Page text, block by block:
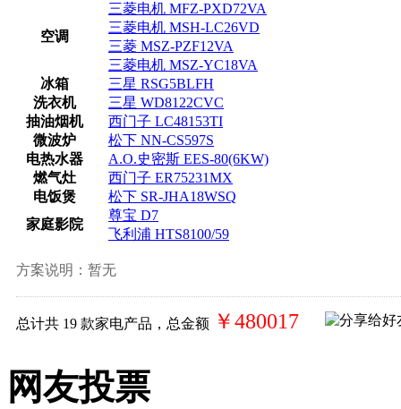
空调
三菱电机 MFZ-PXD72VA
三菱电机 MSH-LC26VD
三菱 MSZ-PZF12VA
三菱电机 MSZ-YC18VA
冰箱
三星 RSG5BLFH
洗衣机
三星 WD8122CVC
抽油烟机
西门子 LC48153TI
微波炉
松下 NN-CS597S
电热水器
A.O.史密斯 EES-80(6KW)
燃气灶
西门子 ER75231MX
电饭煲
松下 SR-JHA18WSQ
家庭影院
尊宝 D7
飞利浦 HTS8100/59
方案说明： 暂无
总计共 19 款家电产品，总金额 ￥480017
网友投票